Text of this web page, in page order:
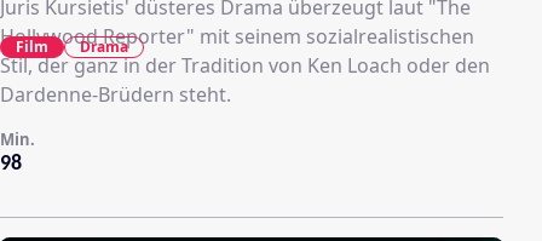
Juris Kursietis' düsteres Drama überzeugt laut "The
Hollywood Reporter" mit seinem sozialrealistischen
Stil, der ganz in der Tradition von Ken Loach oder den
Dardenne-Brüdern steht.
98
Min.
Film Drama